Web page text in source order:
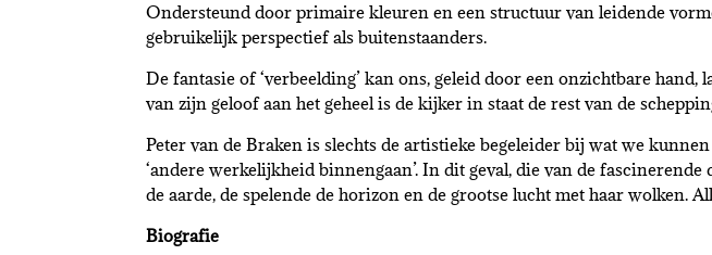
Ondersteund door primaire kleuren en een structuur van leidende
gebruikelijk perspectief als buitenstaanders.
De fantasie of ‘verbeelding’ kan ons, geleid door een onzichtbare
van zijn geloof aan het geheel is de kijker in staat de rest van de
Peter van de Braken is slechts de artistieke begeleider bij wat we
‘andere werkelijkheid binnengaan’. In dit geval, die van de
de aarde, de spelende de horizon en de grootse lucht met haar wolken.
Biografie